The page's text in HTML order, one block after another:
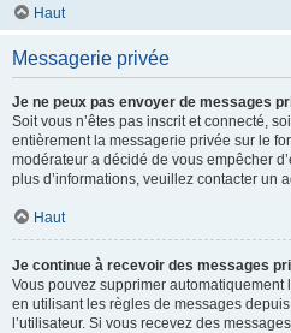
Haut
Messagerie privée
Je ne peux pas envoyer de messages
Soit vous n’êtes pas inscrit et connecté,
entièrement la messagerie privée sur le
modérateur a décidé de vous empêcher
plus d’informations, veuillez contacter un
Haut
Je continue à recevoir des messages
Vous pouvez supprimer automatiquement
en utilisant les règles de messages
l’utilisateur. Si vous recevez des